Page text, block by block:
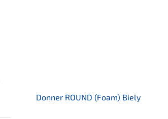
Donner ROUND (Foam) Biely